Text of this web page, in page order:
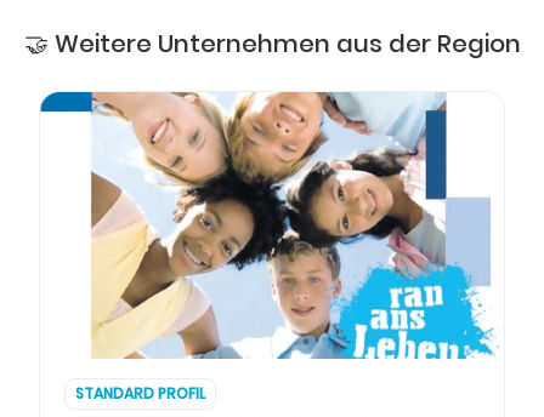
🤝 Weitere Unternehmen aus der Region
STANDARD PROFIL